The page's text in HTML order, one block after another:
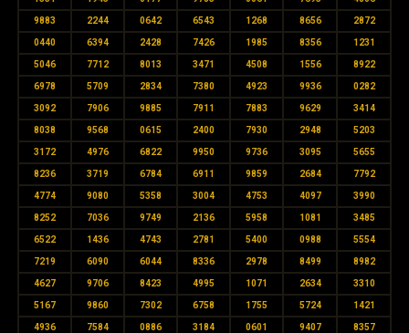
9883 2244 0642 6543 1268 8656 2872
0440 6394 2428 7426 1985 8356 1231
5046 7712 8013 3471 4508 1556 8922
6978 5709 2834 7380 4923 9936 0282
3092 7906 9885 7911 7883 9629 3414
8038 9568 0615 2400 7930 2948 5203
3172 4976 6822 9950 9736 3095 5655
8236 3719 6784 6911 9859 2684 7792
4774 9080 5358 3004 4753 4097 3990
8252 7036 9749 2136 5958 1081 3485
6522 1436 4743 2781 5400 0988 5554
7219 6090 6044 8336 2978 8499 8982
4627 9706 8423 4995 1071 2634 3310
5167 9860 7302 6758 1755 5724 1421
4936 7584 0886 3184 0601 9407 8357